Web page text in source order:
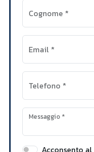
Cognome *
Email *
Telefono *
Messaggio*